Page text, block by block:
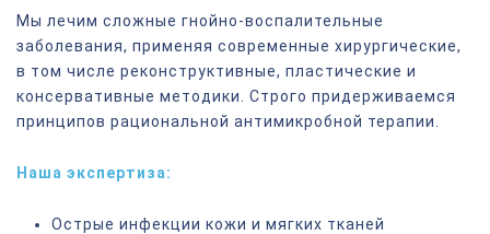
Мы лечим сложные гнойно-воспалительные
заболевания, применяя современные хирургические,
в том числе реконструктивные, пластические и
консервативные методики. Строго придерживаемся
принципов рациональной антимикробной терапии.
Наша экспертиза:
Острые инфекции кожи и мягких тканей